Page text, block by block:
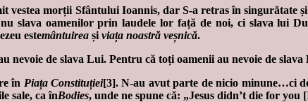
vestea morții Sfântului Ioannis, dar S-a retras în singurătate
slava oamenilor prin laudele lor față de noi, ci slava lui
estemântuirea și viața noastră veșnică.
nevoie de slava Lui. Pentru că toți oamenii au nevoie de
în Piața Constituției[3]. N-au avut parte de nicio minune…ci
sale, ca înBodies, unde ne spune că: „Jesus didn’t die for